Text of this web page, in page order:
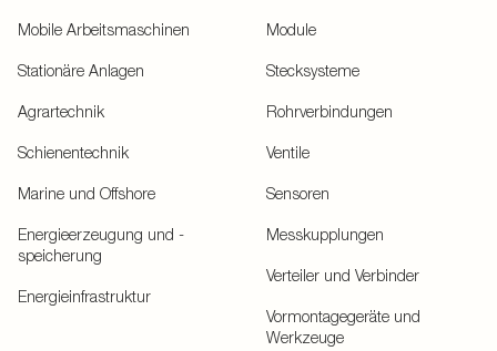
Mobile Arbeitsmaschinen
Stationäre Anlagen
Agrartechnik
Schienentechnik
Marine und Offshore
Energieerzeugung und -
speicherung
Energieinfrastruktur
Module
Stecksysteme
Rohrverbindungen
Ventile
Sensoren
Messkupplungen
Verteiler und Verbinder
Vormontagegeräte und
Werkzeuge